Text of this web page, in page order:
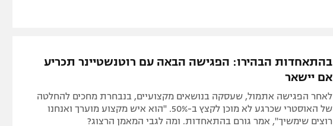
בהתאחדות הבהירו: הפגישה הבאה עם רוטנשטיינר תכריע
אם יישאר
לאחר הפגישה אתמול, שעסקה בנושאים מקצועיים, בנבחרת מחכים להחלטה
של האוסטרי שכרגע לא מוכן לקצץ ב-50%. "הוא איש מקצוע מוערך ואנחנו
רוצים שימשיך", אמר גורם בהתאחדות. ומה לגבי המאמן הרצוג?